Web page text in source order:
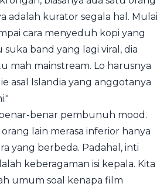
adalah kurator segala hal. Mulai
cara menyeduh kopi yang
suka band yang lagi viral, dia
mah mainstream. Lo harusnya
asal Islandia yang anggotanya
benar pembunuh mood.
lain merasa inferior hanya
yang berbeda. Padahal, inti
keberagaman isi kepala. Kita
umum soal kenapa film